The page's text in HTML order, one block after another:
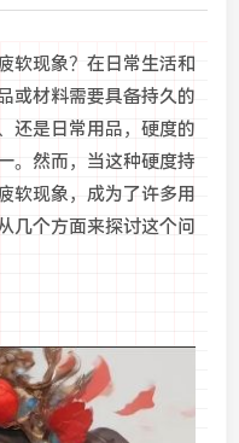
软现象？在日常生活和
或材料需要具备持久的
还是日常用品，硬度的
。然而，当这种硬度持
软现象，成为了许多用
几个方面来探讨这个问